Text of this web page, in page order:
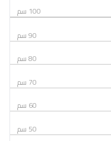
50 سم
60 سم
70 سم
80 سم
90 سم
100 سم